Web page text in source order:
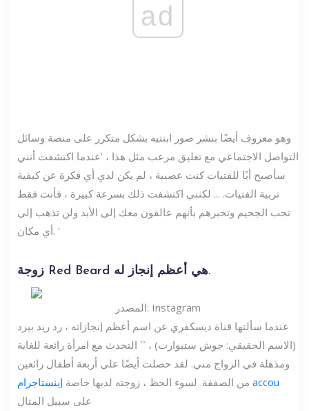
ad
وهو معروف أيضًا بنشر صور ابنتيه بشكل متكرر على منصة وسائل
التواصل الاجتماعي مع تعليق مرعب مثل هذا ، 'عندما اكتشفت أنني
سأصبح أبًا للفتيات كنت عصبية ، لم يكن لدي أي فكرة عن كيفية
تربية الفتيات. ... لكنني اكتشفت ذلك بسرعة كبيرة ، فأنت فقط
تحب الجحيم وتخبرهم بأنهم عالقون معك إلى الأبد ولن تذهب إلى
أي مكان. '
زوجة Red Beard هي أعظم إنجاز له.
المصدر: Instagram
عندما سألتها قناة ديسكفري عن اسم أعظم إنجازاته ، رد ريد بيرد
(الاسم الحقيقي: جوش ستيوارت) ، `` التحدث مع امرأة رائعة للغاية
ومذهلة في الزواج مني. لقد حصلت أيضًا على أربعة أطفال رائعين
من الصفقة. لسوء الحظ ، زوجته لديها خاصة إينستاجرام accou
على سبيل المثال